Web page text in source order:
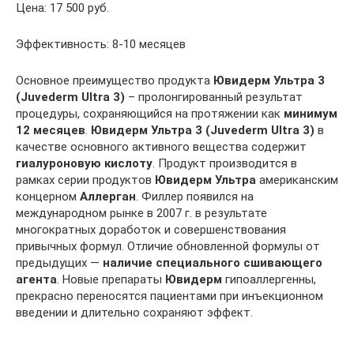
Цена: 17 500 руб.
Эффективность: 8-10 месяцев
Основное преимущество продукта Ювидерм Ультра 3
(Juvederm Ultra 3) – пролонгированный результат
процедуры, сохраняющийся на протяжении как минимум
12 месяцев. Ювидерм Ультра 3 (Juvederm Ultra 3) в
качестве основного активного вещества содержит
гиалуроновую кислоту. Продукт производится в
рамках серии продуктов Ювидерм Ультра американским
концерном Аллерган. Филлер появился на
международном рынке в 2007 г. в результате
многократных доработок и совершенствования
привычных формул. Отличие обновленной формулы от
предыдущих — наличие специального сшивающего
агента. Новые препараты Ювидерм гипоаллергенны,
прекрасно переносятся пациентами при инъекционном
введении и длительно сохраняют эффект.